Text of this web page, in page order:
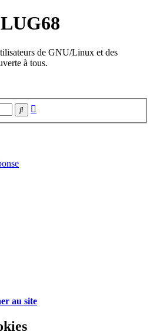
de GNU/Linux et des
à tous.
Rechercher
au site